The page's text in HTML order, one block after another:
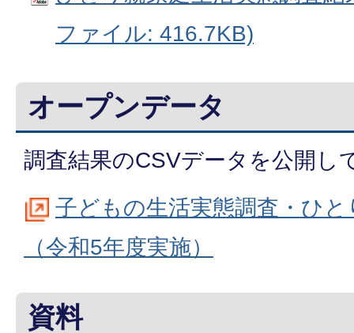
ファイル: 416.7KB)
オープンデータ
調査結果のCSVデータを公開し
子どもの生活実態調査・ひ
（令和5年度実施）
資料